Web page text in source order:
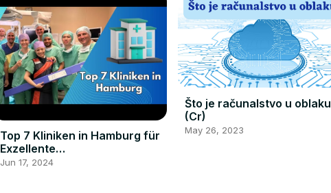
Top 7 Kliniken in Hamburg für
Exzellente
Gesundheitsversorgung
Jun 17, 2024
Što je računalstvo u oblaku
(Cr)
May 26, 2023